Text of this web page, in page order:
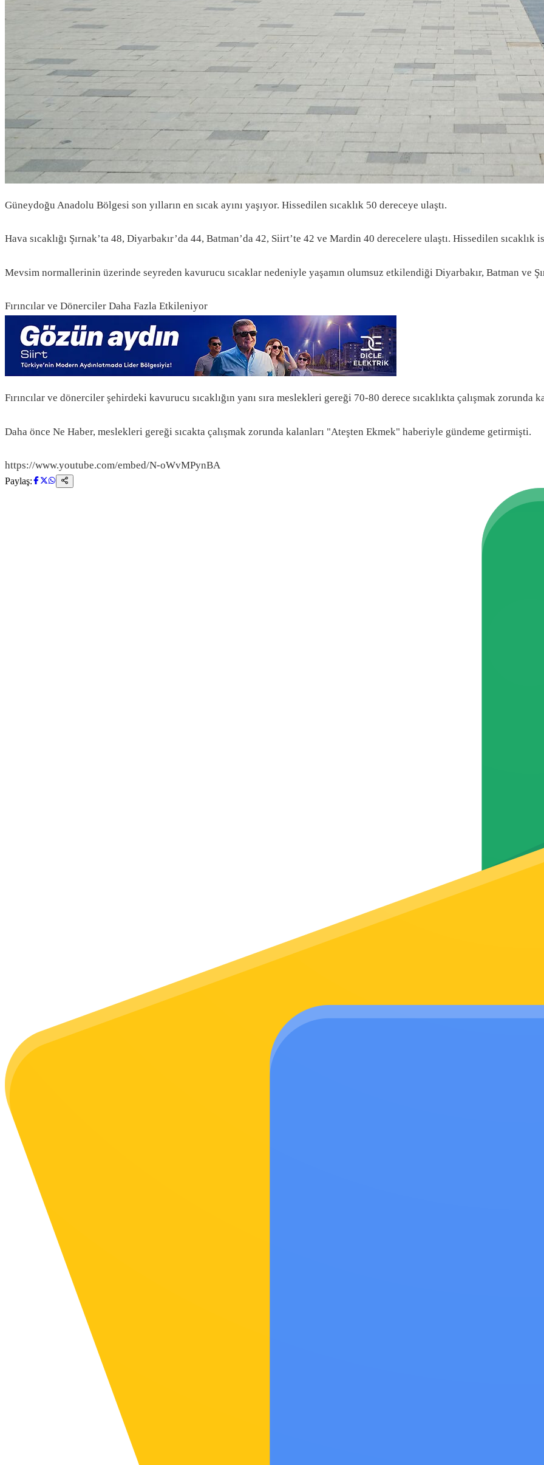
Güneydoğu Anadolu Bölgesi son yılların en sıcak ayını yaşıyor. Hissedilen sıcaklık 50 dereceye ulaştı.
Hava sıcaklığı Şırnak’ta 48, Diyarbakır’da 44, Batman’da 42, Siirt’te 42 ve Mardin 40 derecelere ulaştı. Hissedilen sıcaklık
Mevsim normallerinin üzerinde seyreden kavurucu sıcaklar nedeniyle yaşamın olumsuz etkilendiği Diyarbakır, Batman ve
Fırıncılar ve Dönerciler Daha Fazla Etkileniyor
Fırıncılar ve dönerciler şehirdeki kavurucu sıcaklığın yanı sıra meslekleri gereği 70-80 derece sıcaklıkta çalışmak zorunda
Daha önce Ne Haber, meslekleri gereği sıcakta çalışmak zorunda kalanları "Ateşten Ekmek" haberiyle gündeme getirmişti.
https://www.youtube.com/embed/N-oWvMPynBA
Paylaş: